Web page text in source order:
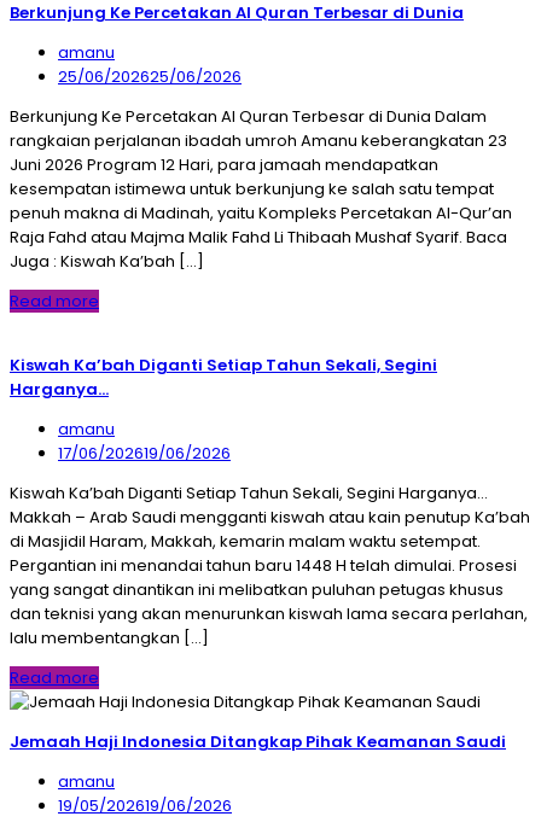
Berkunjung Ke Percetakan Al Quran Terbesar di Dunia
amanu
25/06/202625/06/2026
Berkunjung Ke Percetakan Al Quran Terbesar di Dunia Dalam
rangkaian perjalanan ibadah umroh Amanu keberangkatan 23
Juni 2026 Program 12 Hari, para jamaah mendapatkan
kesempatan istimewa untuk berkunjung ke salah satu tempat
penuh makna di Madinah, yaitu Kompleks Percetakan Al-Qur’an
Raja Fahd atau Majma Malik Fahd Li Thibaah Mushaf Syarif. Baca
Juga : Kiswah Ka’bah […]
Read more
Kiswah Ka’bah Diganti Setiap Tahun Sekali, Segini
Harganya…
amanu
17/06/202619/06/2026
Kiswah Ka’bah Diganti Setiap Tahun Sekali, Segini Harganya…
Makkah – Arab Saudi mengganti kiswah atau kain penutup Ka’bah
di Masjidil Haram, Makkah, kemarin malam waktu setempat.
Pergantian ini menandai tahun baru 1448 H telah dimulai. Prosesi
yang sangat dinantikan ini melibatkan puluhan petugas khusus
dan teknisi yang akan menurunkan kiswah lama secara perlahan,
lalu membentangkan […]
Read more
Jemaah Haji Indonesia Ditangkap Pihak Keamanan Saudi
amanu
19/05/202619/06/2026